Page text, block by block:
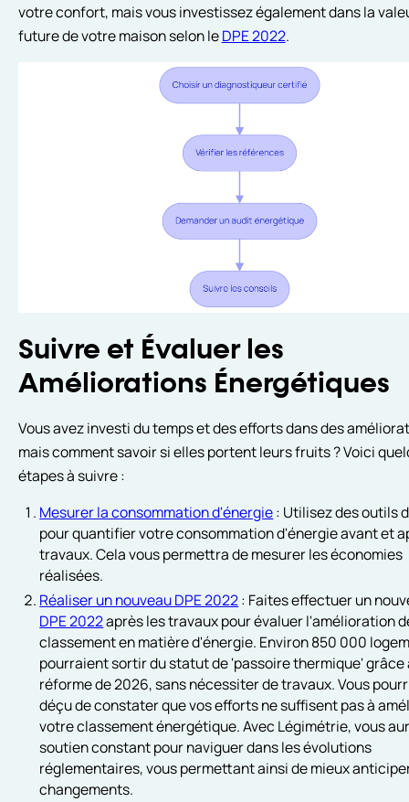
votre confort, mais vous investissez également dans la
future de votre maison selon leDPE 2022.
Suivre et Évaluer les
Améliorations Énergétiques
Vous avez investi du temps et des efforts dans des
mais comment savoir si elles portent leurs fruits ? Voici
étapes à suivre :
Mesurer la consommation d'énergie: Utilisez des outils
pour quantifier votre consommation d'énergie avant et
travaux. Cela vous permettra de mesurer les économies
réalisées.
Réaliser un nouveau DPE 2022: Faites effectuer un
DPE 2022après les travaux pour évaluer l'amélioration
classement en matière d'énergie. Environ 850 000
pourraient sortir du statut de 'passoire thermique' grâce
réforme de 2026, sans nécessiter de travaux. Vous
déçu de constater que vos efforts ne suffisent pas à
votre classement énergétique. Avec Légimétrie, vous
soutien constant pour naviguer dans les évolutions
réglementaires, vous permettant ainsi de mieux
changements.